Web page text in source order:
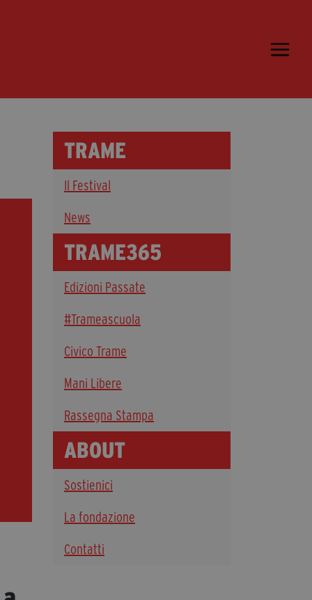
Ospiti
Media & Press
News & Kit
Accrediti Stampa
Cartella Stampa
Rassegna Stampa
#Trameascuola
Visioni Civiche
Mostra 3D - Visioni Civiche
Archivio Storico
TRAME
Il Festival
News
TRAME365
Edizioni Passate
#Trameascuola
Civico Trame
Mani Libere
Rassegna Stampa
ABOUT
Sostienici
La fondazione
Contatti